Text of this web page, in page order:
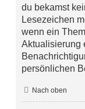
du bekamst
Lesezeichen
wenn ein
Aktualisierung
persönlichen
Nach oben